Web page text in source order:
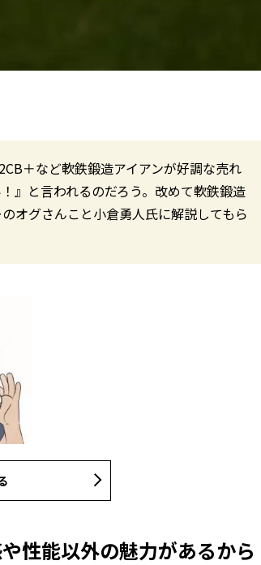
＋など軟鉄鍛造アイアンが好調な売れ
』と言われるのだろう。改めて軟鉄鍛造
オグさんこと小倉勇人氏に解説してもら
性能以外の魅力があるから